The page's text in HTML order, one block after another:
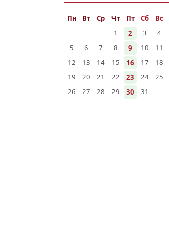
Пн Вт Ср Чт Пт Сб
Вс
1
2 3
4
5
6 7 8 9 10
11
12
13 14 15 16 17
18
19
20 21 22 23 24
25
26
27 28 29 30 31